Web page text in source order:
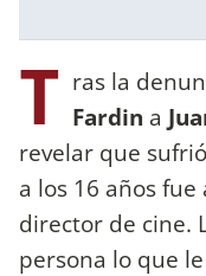
T ras la
Fardin a
revelar que
a los 16 años
director de cine.
persona lo que